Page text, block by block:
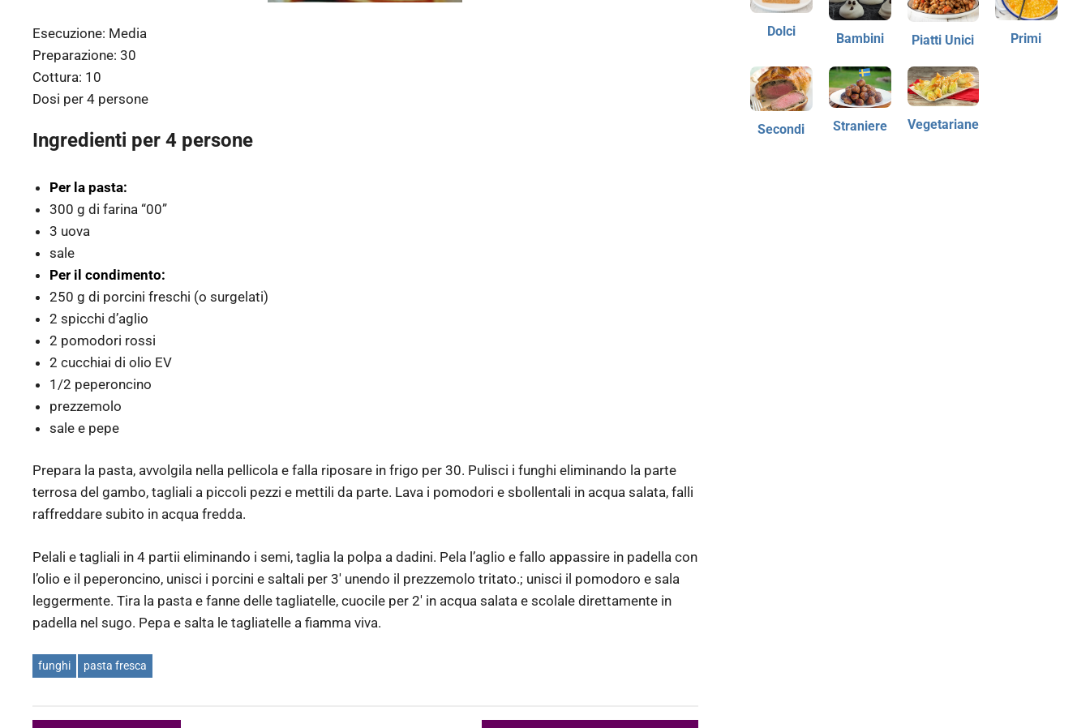
Esecuzione: Media
Preparazione: 30
Cottura: 10
Dosi per 4 persone
Ingredienti per 4 persone
Per la pasta:
300 g di farina “00”
3 uova
sale
Per il condimento:
250 g di porcini freschi (o surgelati)
2 spicchi d’aglio
2 pomodori rossi
2 cucchiai di olio EV
1/2 peperoncino
prezzemolo
sale e pepe
Prepara la pasta, avvolgila nella pellicola e falla riposare in frigo per 30. Pulisci i funghi eliminando la parte
terrosa del gambo, tagliali a piccoli pezzi e mettili da parte. Lava i pomodori e sbollentali in acqua salata, falli
raffreddare subito in acqua fredda.
Pelali e tagliali in 4 partii eliminando i semi, taglia la polpa a dadini. Pela l’aglio e fallo appassire in padella con
l’olio e il peperoncino, unisci i porcini e saltali per 3′ unendo il prezzemolo tritato.; unisci il pomodoro e sala
leggermente. Tira la pasta e fanne delle tagliatelle, cuocile per 2′ in acqua salata e scolale direttamente in
padella nel sugo. Pepa e salta le tagliatelle a fiamma viva.
funghi pasta fresca
Dolci Bambini Piatti Unici Primi
Secondi Straniere Vegetariane